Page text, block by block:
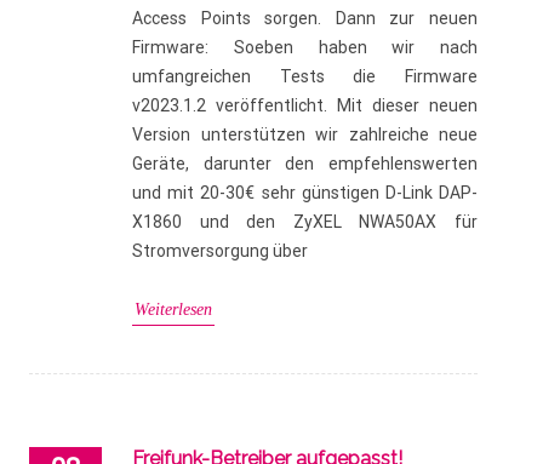
Access Points sorgen. Dann zur neuen
Firmware: Soeben haben wir nach
umfangreichen Tests die Firmware
v2023.1.2 veröffentlicht. Mit dieser neuen
Version unterstützen wir zahlreiche neue
Geräte, darunter den empfehlenswerten
und mit 20-30€ sehr günstigen D-Link DAP-
X1860 und den ZyXEL NWA50AX für
Stromversorgung über
Weiterlesen
Freifunk-Betreiber aufgepasst!